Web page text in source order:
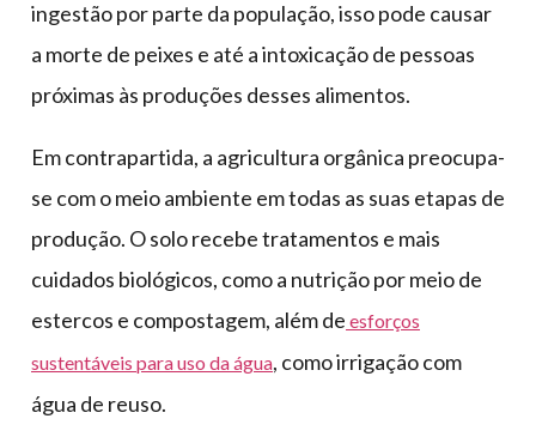
ingestão por parte da população, isso pode causar
a morte de peixes e até a intoxicação de pessoas
próximas às produções desses alimentos.
Em contrapartida, a agricultura orgânica preocupa-
se com o meio ambiente em todas as suas etapas de
produção. O solo recebe tratamentos e mais
cuidados biológicos, como a nutrição por meio de
estercos e compostagem, além de esforços
sustentáveis para uso da água, como irrigação com
água de reuso.